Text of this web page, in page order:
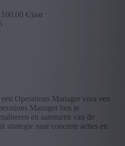
€/jaar
Operations Manager voor een
Manager ben je
en aansturen van de
strategie naar concrete acties en